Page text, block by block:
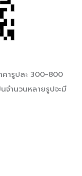
ารูปละ 300-800
จำนวนหลายรูปจะมี